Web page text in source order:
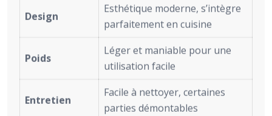
Design
Esthétique moderne, s’intègre
parfaitement en cuisine
Poids
Léger et maniable pour une
utilisation facile
Entretien
Facile à nettoyer, certaines
parties démontables